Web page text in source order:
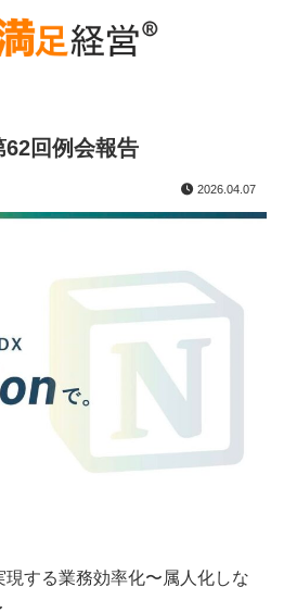
回例会報告
2026.04.07
する業務効率化〜属人化しな